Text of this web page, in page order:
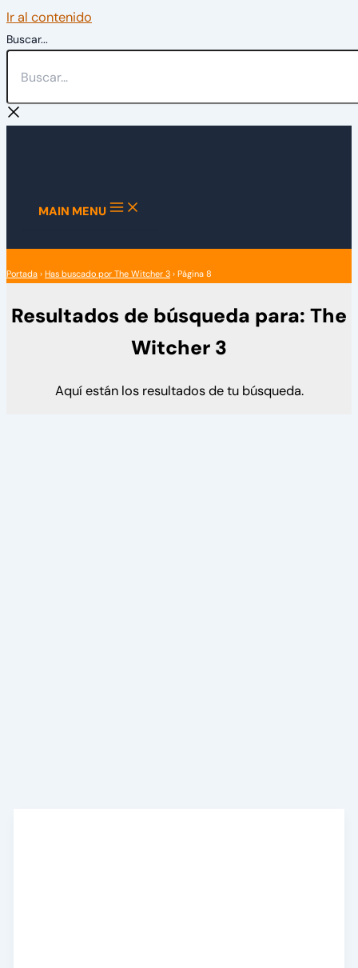
Ir al contenido
Buscar...
MAIN MENU
Portada › Has buscado por The Witcher 3 › Página 8
Resultados de búsqueda para: The
Witcher 3
Aquí están los resultados de tu búsqueda.